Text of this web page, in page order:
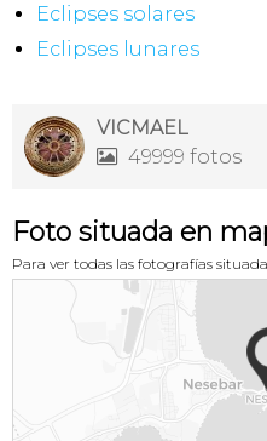
Eclipses solares
Eclipses lunares
VICMAEL
 49999 fotos
Foto situada en
Para ver todas las fotografías